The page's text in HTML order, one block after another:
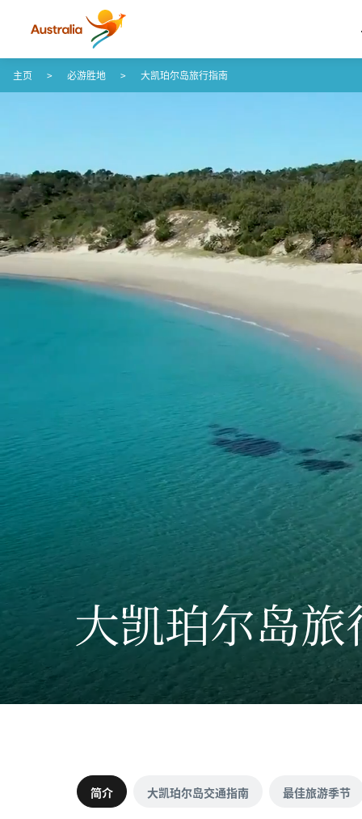
Skip to content
Skip to footer navigation
主页 必游胜地 大凯珀尔岛旅行指南
大凯珀尔岛
简介 大凯珀尔岛交通指南 最佳旅游季节